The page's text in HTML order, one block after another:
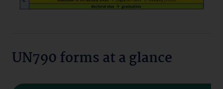
UN790 forms at a glance